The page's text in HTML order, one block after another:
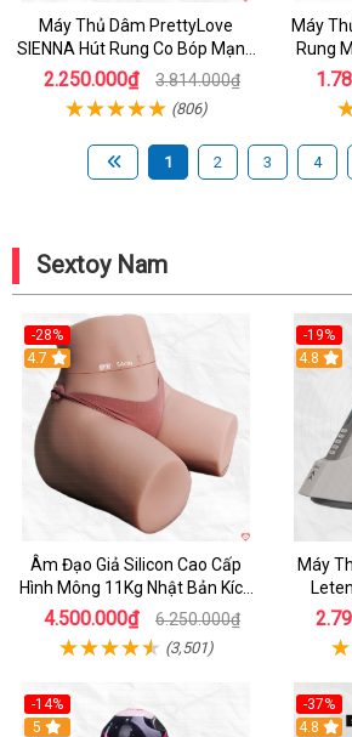
Máy Thủ Dâm PrettyLove
SIENNA Hút Rung Co Bóp Mạnh
Mẽ Nam
2.250.000₫ 3.814.000₫
(806)
Máy
Rung
1 2 3 4
Sextoy Nam
-28%
4.7
Âm Đạo Giả Silicon Cao Cấp
Hình Mông 11Kg Nhật Bản Kích
Thước Như Thật
4.500.000₫ 6.250.000₫
(3,501)
-19%
Hot
4.8
Máy
-14%
Hot
5
-37%
4.8